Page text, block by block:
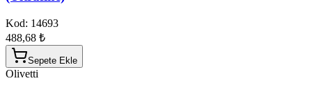
Kod: 14693
488,68 ₺
Sepete Ekle
Olivetti